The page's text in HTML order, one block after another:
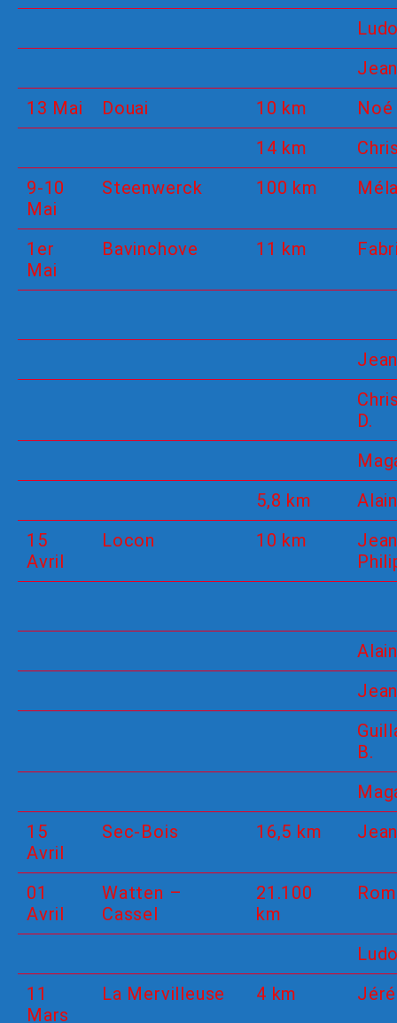
13 Mai
Douai 10 km
Noé
14 km
9-10
Mai
Steenwerck 100 km
1er
Mai
Bavinchove 11 km
D.
5,8 km
15
Avril
Locon 10 km
B.
15
Avril
Sec-Bois 16,5 km
01
Avril
Watten –
Cassel
21.100
km
11
Mars
La Mervilleuse 4 km